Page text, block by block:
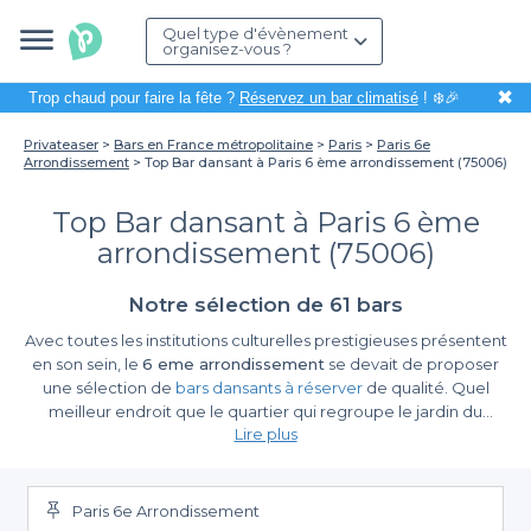
Quel type d'évènement
organisez-vous ?
Trop chaud pour faire la fête ? Réservez un bar climatisé! ❄️🎉 ✖
Privateaser Bars en France métropolitaine Paris
Paris 6e
Arrondissement
Top Bar dansant à Paris 6 ème arrondissement (75006)
Top Bar dansant à Paris 6 ème
arrondissement (75006)
Notre sélection de 61 bars
Avec toutes les institutions culturelles prestigieuses présentent
en son sein, le 6 eme arrondissement se devait de proposer
une sélection de bars dansants à réserverde qualité. Quel
meilleur endroit que le quartier qui regroupe le jardin du
Luxembourg, le touristique Saint-Germain-des-Prés ou encore
danser jusqu’au bout de la nuit. Le 6 eme arrondissement a beau
être cher, on ne se lasse pas de s’y rendre pour autant pour
Lire plus
Paris 6e Arrondissement